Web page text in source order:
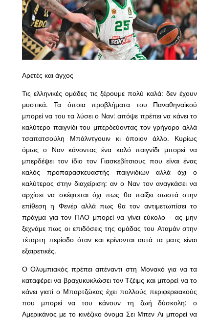
Αρετές και άγχος
Τις ελληνικές ομάδες τις ξέρουμε πολύ καλά: δεν έχουν
μυστικά. Τα όποια προβλήματα του Παναθηναϊκού
μπορεί να του τα λύσει ο Ναν: απόψε πρέπει να κάνει το
καλύτερο παιγνίδι του μπερδεύοντας τον γρήγορο αλλά
τσαπατσούλη Μπάλντγουιν κι όποιον άλλο. Κυρίως
όμως ο Ναν κάνοντας ένα καλό παιγνίδι μπορεί να
μπερδέψει τον ίδιο τον Γιασκεβίτσιους που είναι ένας
καλός προπαρασκευαστής παιγνιδιών αλλά όχι ο
καλύτερος στην διαχείριση: αν ο Ναν τον αναγκάσει να
αρχίσει να σκέφτεται όχι πως θα παίξει σωστά στην
επίθεση η Φενέρ αλλά πως θα τον αντιμετωπίσει το
πράγμα για τον ΠΑΟ μπορεί να γίνει εύκολο – ας μην
ξεχνάμε πως οι επιδόσεις της ομάδας του Αταμάν στην
τέταρτη περίοδο όταν και κρίνονται αυτά τα ματς είναι
εξαιρετικές.
Ο Ολυμπιακός πρέπει απέναντι στη Μονακό για να τα
καταφέρει να βραχυκυκλώσει τον Τζέιμς και μπορεί να το
κάνει γιατί ο Μπαρτζώκας έχει πολλούς περιφερειακούς
που μπορεί να του κάνουν τη ζωή δύσκολη: ο
Αμερικάνος με το κινέζικο όνομα Σει Μπεν Λι μπορεί να